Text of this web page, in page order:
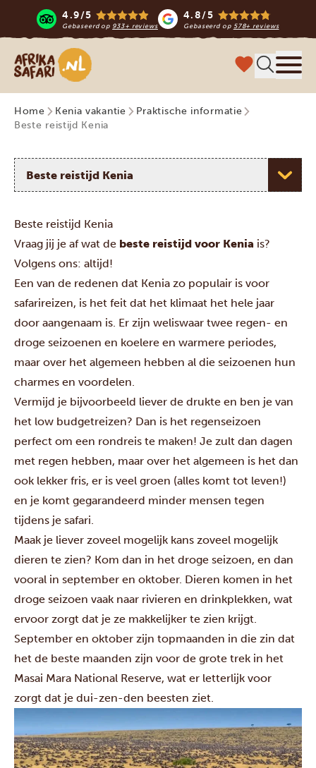
4.9/5
Gebaseerd op 933+ reviews
4.8/5
Gebaseerd op 578+ reviews
Afrika safari
Home Kenia vakantie
Praktische informatie
Beste reistijd Kenia
Selecteer een onderwerp
Beste reistijd Kenia
Vraag jij je af wat de beste reistijd voor Kenia is?
Volgens ons: altijd!
Een van de redenen dat Kenia zo populair is voor
safarireizen, is het feit dat het klimaat het hele jaar
door aangenaam is. Er zijn weliswaar twee regen- en
droge seizoenen en koelere en warmere periodes,
maar over het algemeen hebben al die seizoenen hun
charmes en voordelen.
Vermijd je bijvoorbeeld liever de drukte en ben je van
het low budgetreizen? Dan is het regenseizoen
perfect om een rondreis te maken! Je zult dan dagen
met regen hebben, maar over het algemeen is het dan
ook lekker fris, er is veel groen (alles komt tot leven!)
en je komt gegarandeerd minder mensen tegen
tijdens je safari.
Maak je liever zoveel mogelijk kans zoveel mogelijk
dieren te zien? Kom dan in het droge seizoen, en dan
vooral in september en oktober. Dieren komen in het
droge seizoen vaak naar rivieren en drinkplekken, wat
ervoor zorgt dat je ze makkelijker te zien krijgt.
September en oktober zijn topmaanden in die zin dat
het de beste maanden zijn voor de grote trek in het
Masai Mara National Reserve, wat er letterlijk voor
zorgt dat je dui-zen-den beesten ziet.